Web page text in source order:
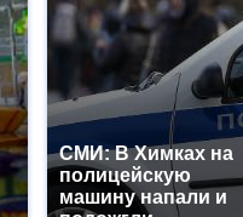
СМИ: В Химках на
полицейскую
машину напали и